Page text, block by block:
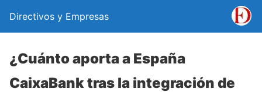
Directivos y Empresas
¿Cuánto aporta a España
CaixaBank tras la integración de